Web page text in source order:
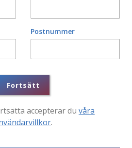
Postnummer
Fortsätt
accepterar du våra
.